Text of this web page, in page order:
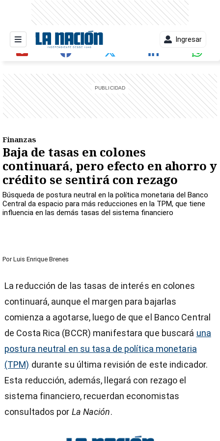
Ingresar
Finanzas
Baja de tasas en colones
continuará, pero efecto en ahorro y
crédito se sentirá con rezago
Búsqueda de postura neutral en la política monetaria del Banco
Central da espacio para más reducciones en la TPM, que tiene
influencia en las demás tasas del sistema financiero
Por Luis Enrique Brenes
La reducción de las tasas de interés en colones
continuará, aunque el margen para bajarlas
comienza a agotarse, luego de que el Banco Central
de Costa Rica (BCCR) manifestara que buscará una
postura neutral en su tasa de política monetaria
(TPM) durante su última revisión de este indicador.
Esta reducción, además, llegará con rezago el
sistema financiero, recuerdan economistas
consultados por La Nación.